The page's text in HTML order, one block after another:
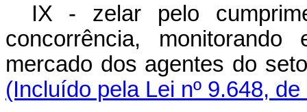
IX - zelar pelo
concorrência,
mercado dos agentes
(Incluído pela Lei nº 9.648, de